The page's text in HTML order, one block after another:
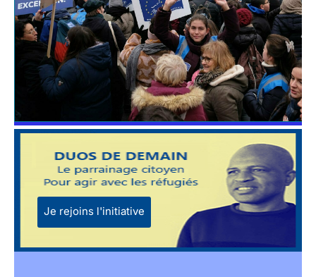
Je rejoins l'initiative